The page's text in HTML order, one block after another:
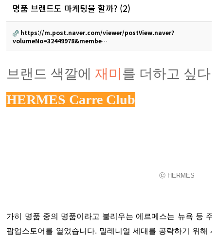
명품 브랜드도 마케팅을 할까? (2)
https://m.post.naver.com/viewer/postView.naver?
volumeNo=32449978&membe…
브랜드 색깔에재미 를 더하고 싶다
HERMES Carre Club
ⓒ HERMES
가히 명품 중의 명품이라고 불리우는 에르메스는 뉴욕 등 주
팝업스토어를 열었습니다. 밀레니얼 세대를 공략하기 위해